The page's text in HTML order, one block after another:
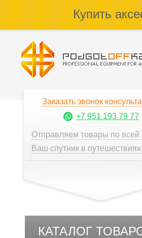
Купить
Заказать звонок
+7 951 193 79 77
Отправляем товары по всей
Ваш спутник в путешествиях
КАТАЛОГ